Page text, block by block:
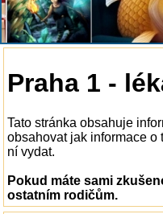
Praha 1 -
Tato stránka obsahuje
obsahovat jak informace o
ní vydat.
Pokud máte sami
ostatním rodičům.